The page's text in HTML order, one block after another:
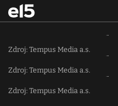
Zdroj: Tempus Media a.s.
Zdroj: Tempus Media a.s.
Zdroj: Tempus Media a.s.